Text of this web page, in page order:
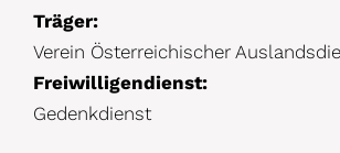
Träger:
Verein Österreichischer
Freiwilligendienst:
Gedenkdienst